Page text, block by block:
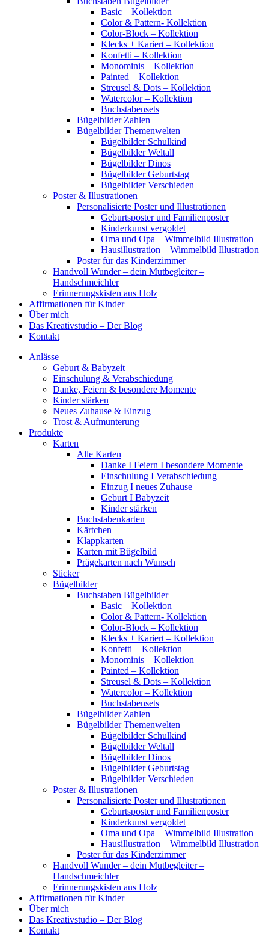
Basic – Kollektion
Color & Pattern- Kollektion
Color-Block – Kollektion
Klecks + Kariert – Kollektion
Konfetti – Kollektion
Monominis – Kollektion
Painted – Kollektion
Streusel & Dots – Kollektion
Watercolor – Kollektion
Buchstabensets
Bügelbilder Zahlen
Bügelbilder Themenwelten
Bügelbilder Schulkind
Bügelbilder Weltall
Bügelbilder Dinos
Bügelbilder Geburtstag
Bügelbilder Verschieden
Poster & Illustrationen
Personalisierte Poster und Illustrationen
Geburtsposter und Familienposter
Kinderkunst vergoldet
Oma und Opa – Wimmelbild Illustration
Hausillustration – Wimmelbild Illustration
Poster für das Kinderzimmer
Handvoll Wunder – dein Mutbegleiter –
Handschmeichler
Erinnerungskisten aus Holz
Affirmationen für Kinder
Über mich
Das Kreativstudio – Der Blog
Kontakt
Anlässe
Geburt & Babyzeit
Einschulung & Verabschiedung
Danke, Feiern & besondere Momente
Kinder stärken
Neues Zuhause & Einzug
Trost & Aufmunterung
Produkte
Karten
Alle Karten
Danke I Feiern I besondere Momente
Einschulung I Verabschiedung
Einzug I neues Zuhause
Geburt I Babyzeit
Kinder stärken
Buchstabenkarten
Kärtchen
Klappkarten
Karten mit Bügelbild
Prägekarten nach Wunsch
Sticker
Bügelbilder
Buchstaben Bügelbilder
Basic – Kollektion
Color & Pattern- Kollektion
Color-Block – Kollektion
Klecks + Kariert – Kollektion
Konfetti – Kollektion
Monominis – Kollektion
Painted – Kollektion
Streusel & Dots – Kollektion
Watercolor – Kollektion
Buchstabensets
Bügelbilder Zahlen
Bügelbilder Themenwelten
Bügelbilder Schulkind
Bügelbilder Weltall
Bügelbilder Dinos
Bügelbilder Geburtstag
Bügelbilder Verschieden
Poster & Illustrationen
Personalisierte Poster und Illustrationen
Geburtsposter und Familienposter
Kinderkunst vergoldet
Oma und Opa – Wimmelbild Illustration
Hausillustration – Wimmelbild Illustration
Poster für das Kinderzimmer
Handvoll Wunder – dein Mutbegleiter –
Handschmeichler
Erinnerungskisten aus Holz
Affirmationen für Kinder
Über mich
Das Kreativstudio – Der Blog
Kontakt